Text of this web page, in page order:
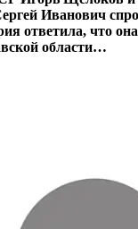
Иванович
ответила, что
области…